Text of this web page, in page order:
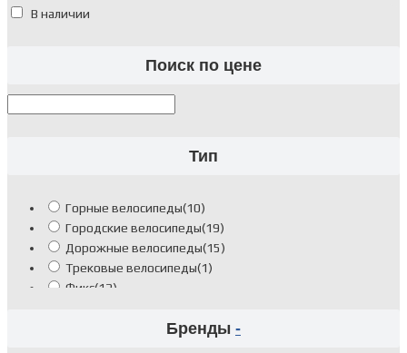
В наличии
Поиск по цене
Тип
Горные велосипеды(10)
Городские велосипеды(19)
Дорожные велосипеды(15)
Трековые велосипеды(1)
Фикс(12)
Шоссейные велосипеды(1)
Бренды -